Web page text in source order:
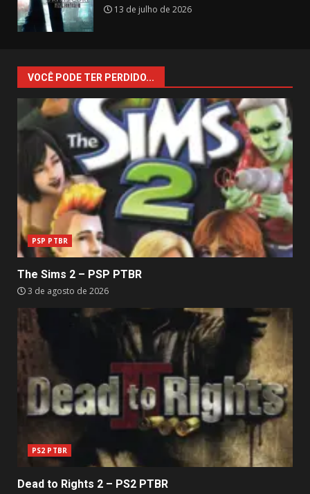
13 de julho de 2026
VOCÊ PODE TER PERDIDO...
PSP PTBR
The Sims 2 – PSP PTBR
3 de agosto de 2026
PS2 PTBR
Dead to Rights 2 – PS2 PTBR